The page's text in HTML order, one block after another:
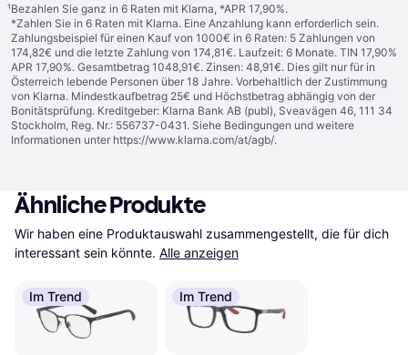
¹Bezahlen Sie ganz in 6 Raten mit Klarna, *APR 17,90%.
*Zahlen Sie in 6 Raten mit Klarna. Eine Anzahlung kann erforderlich sein.
Zahlungsbeispiel für einen Kauf von 1000€ in 6 Raten: 5 Zahlungen von
174,82€ und die letzte Zahlung von 174,81€. Laufzeit: 6 Monate. TIN 17,90%
APR 17,90%. Gesamtbetrag 1048,91€. Zinsen: 48,91€. Dies gilt nur für in
Österreich lebende Personen über 18 Jahre. Vorbehaltlich der Zustimmung
von Klarna. Mindestkaufbetrag 25€ und Höchstbetrag abhängig von der
Bonitätsprüfung. Kreditgeber: Klarna Bank AB (publ), Sveavägen 46, 111 34
Stockholm, Reg. Nr.: 556737-0431. Siehe Bedingungen und weitere
Informationen unter https://www.klarna.com/at/agb/.
Ähnliche Produkte
Wir haben eine Produktauswahl zusammengestellt, die für dich
interessant sein könnte. Alle anzeigen
Im Trend Im Trend